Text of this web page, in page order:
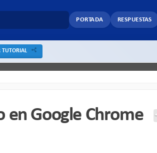
PORTADA RESPUESTAS
TUTORIAL
Google Chrome